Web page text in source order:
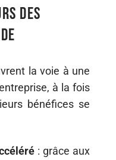
des
la voie à une
à la fois
bénéfices se
: grâce aux